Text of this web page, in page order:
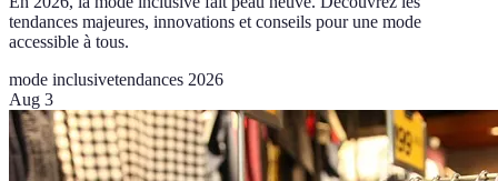
tendances majeures, innovations et conseils pour une mode
accessible à tous.
mode inclusivetendances 2026
Aug 3